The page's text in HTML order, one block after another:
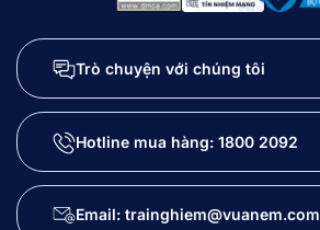
Trò chuyện với chúng tôi
Hotline mua hàng: 1800 2092
Email: trainghiem@vuanem.com